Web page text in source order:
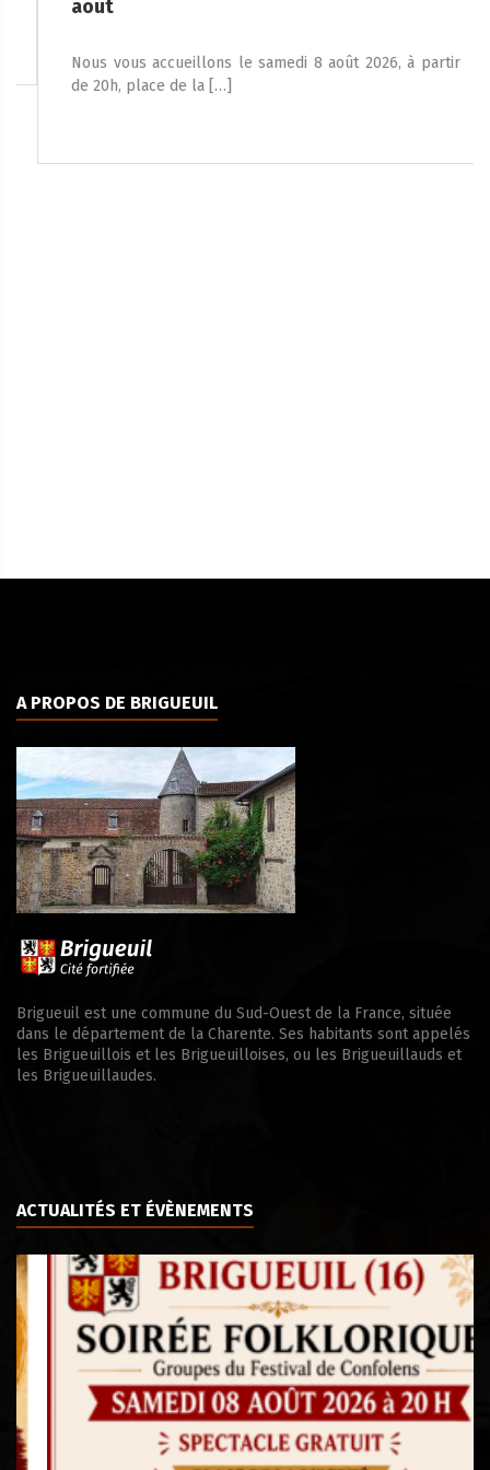
aout
Nous vous accueillons le samedi 8 août 2026, à partir
de 20h, place de la […]
A PROPOS DE BRIGUEUIL
Brigueuil est une commune du Sud-Ouest de la France, située
dans le département de la Charente. Ses habitants sont appelés
les Brigueuillois et les Brigueuilloises, ou les Brigueuillauds et
les Brigueuillaudes.
ACTUALITÉS ET ÉVÈNEMENTS